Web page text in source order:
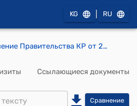
KG RU
Постановление Правительства КР от 29 февраля 1996 года №86 "О реализации Указа Президента Кыргызской Республики от 8 ноября 1995 года "О преобразовании Государственного художественного колледжа в Академию художеств Кыргызской Республики"
Ссылающиеся документы
Сравнение